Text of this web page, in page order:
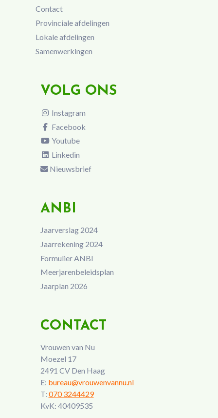
Contact
Provinciale afdelingen
Lokale afdelingen
Samenwerkingen
VOLG ONS
Instagram
Facebook
Youtube
Linkedin
Nieuwsbrief
ANBI
Jaarverslag 2024
Jaarrekening 2024
Formulier ANBI
Meerjarenbeleidsplan
Jaarplan 2026
CONTACT
Vrouwen van Nu
Moezel 17
2491 CV Den Haag
E: bureau@vrouwenvannu.nl
T: 070 3244429
KvK: 40409535